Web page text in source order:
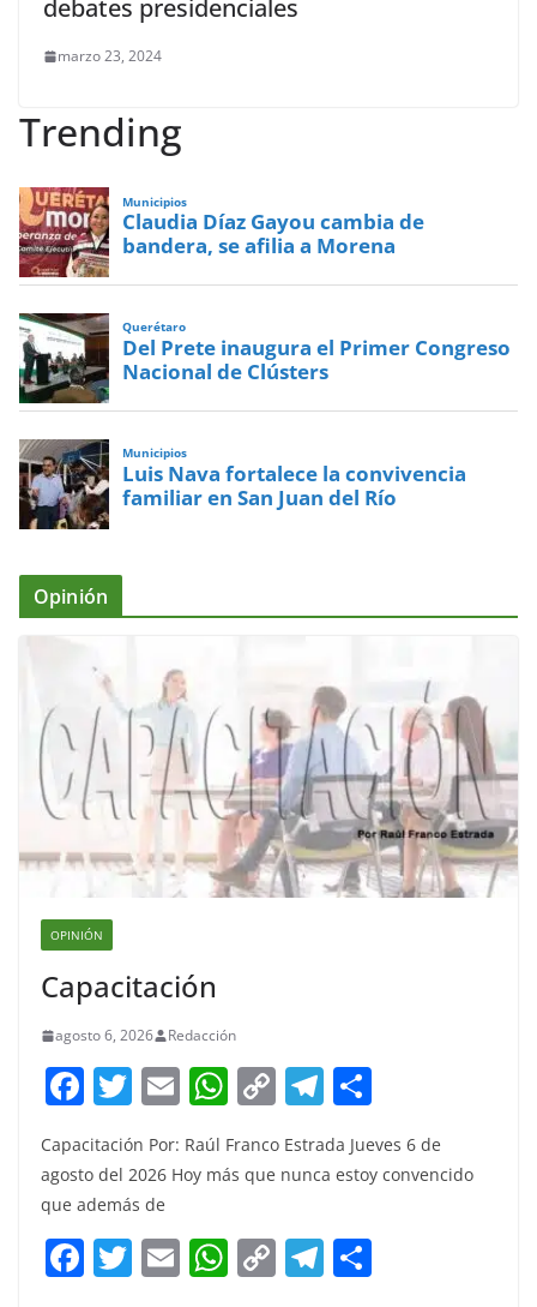
debates presidenciales
marzo 23, 2024
Trending
Municipios
Claudia Díaz Gayou cambia de
bandera, se afilia a Morena
Querétaro
Del Prete inaugura el Primer Congreso
Nacional de Clústers
Municipios
Luis Nava fortalece la convivencia
familiar en San Juan del Río
Opinión
OPINIÓN
Capacitación
agosto 6, 2026 Redacción
F
a
c
e
b
o
T
itt
er
E
m
ai
W
at
A
p
C
p
Li
n
T
el
e
a
m
ar
e
Capacitación Por: Raúl Franco Estrada Jueves 6 de
agosto del 2026 Hoy más que nunca estoy convencido
que además de
F T E W C T